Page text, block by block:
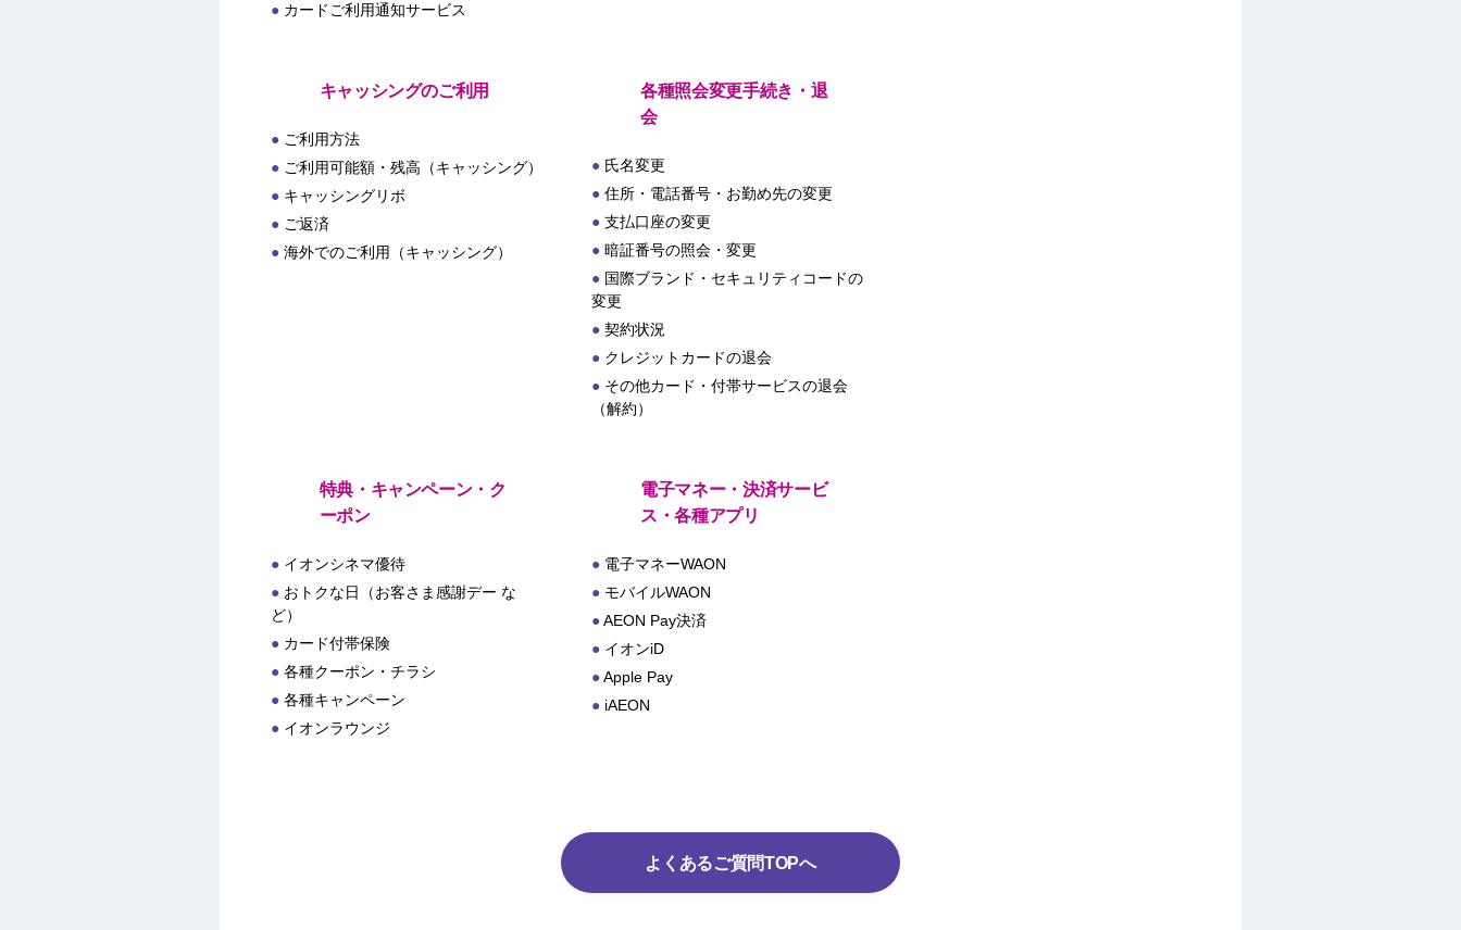
カードご利用通知サービス
キャッシングのご利用
ご利用方法
ご利用可能額・残高（キャッシング）
キャッシングリボ
ご返済
海外でのご利用（キャッシング）
各種照会変更手続き・退
会
氏名変更
住所・電話番号・お勤め先の変更
支払口座の変更
暗証番号の照会・変更
国際ブランド・セキュリティコードの
変更
契約状況
クレジットカードの退会
その他カード・付帯サービスの退会
（解約）
特典・キャンペーン・ク
ーポン
イオンシネマ優待
おトクな日（お客さま感謝デー な
ど）
カード付帯保険
各種クーポン・チラシ
各種キャンペーン
イオンラウンジ
電子マネー・決済サービ
ス・各種アプリ
電子マネーWAON
モバイルWAON
AEON Pay決済
イオンiD
Apple Pay
iAEON
よくあるご質問TOPへ